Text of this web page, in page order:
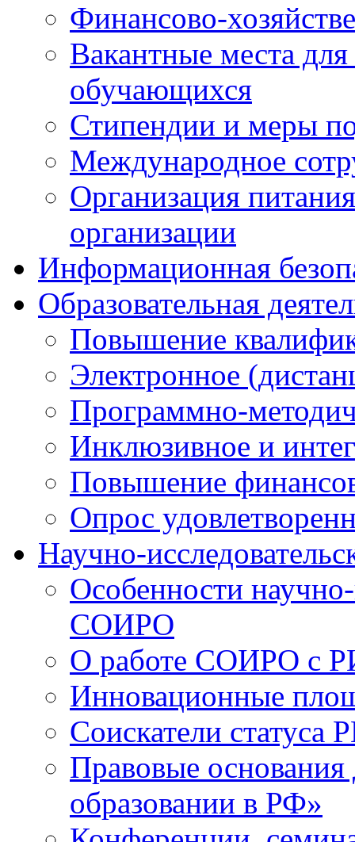
Финансово-
Вакантные места
обучающихся
Стипендии и меры
Международное
Организация
организации
Информационная
Образовательная
Повышение
Электронное
Программно-
Инклюзивное и
Повышение
Опрос
Научно-
Особенности
СОИРО
О работе СОИРО с
Инновационные
Соискатели статуса
Правовые
образовании в РФ»